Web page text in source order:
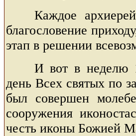
Каждое
благословение
этап в решении
И вот в неделю
день Всех святых по
был совершен
сооружения
честь иконы Божией